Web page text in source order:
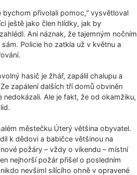
bychom přivolali pomoc,“ vysvětloval
ještě jako člen hlídky, jak by
Ani náznak, že tajemným nočním
Policie ho zatkla už v květnu a
hasič je žhář, zapálil chalupu a
zapálení dalších tří domů obviněn
nedokázali. Ale je fakt, že od okamžiku,
městečku Úterý většina obyvatel.
k dědovi a babičce většinou na
požáry – vždy o víkendu – místní
nejhorší požár přišel o posledním
nevšiml sílícího ohně v opravené